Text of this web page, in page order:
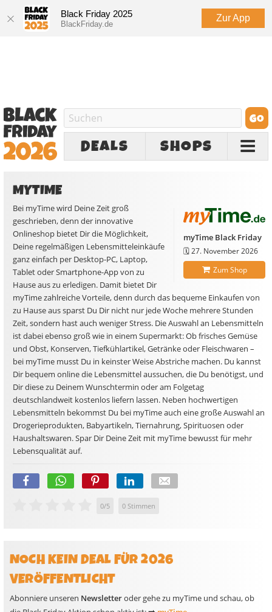
Black Friday 2025
BlackFriday.de
Zur App
DEALS SHOPS
MYTIME
myTime Black Friday
🗓️27. November 2026
Zum Shop
Bei myTime wird Deine Zeit groß
geschrieben, denn der innovative
Onlineshop bietet Dir die Möglichkeit,
Deine regelmäßigen Lebensmitteleinkäufe
ganz einfach per Desktop-PC, Laptop,
Tablet oder Smartphone-App von zu
Hause aus zu erledigen. Damit bietet Dir
myTime zahlreiche Vorteile, denn durch das bequeme Einkaufen von
zu Hause aus sparst Du Dir nicht nur jede Woche mehrere Stunden
Zeit, sondern hast auch weniger Stress. Die Auswahl an Lebensmitteln
ist dabei ebenso groß wie in einem Supermarkt: Ob frisches Gemüse
und Obst, Konserven, Tiefkühlartikel, Getränke oder Fleischwaren –
bei myTime musst Du in keinster Weise Abstriche machen. Du kannst
Dir bequem online die Lebensmittel aussuchen, die Du benötigst, und
Dir diese zu Deinem Wunschtermin oder am Folgetag
deutschlandweit kostenlos liefern lassen. Neben hochwertigen
Lebensmitteln bekommst Du bei myTime auch eine große Auswahl an
Drogerieprodukten, Babyartikeln, Tiernahrung, Spirituosen oder
Haushaltswaren. Spar Dir Deine Zeit mit myTime bewusst für mehr
Lebensqualität auf.
0/5 0 Stimmen
NOCH KEIN DEAL FÜR 2026
VERÖFFENTLICHT
Abonniere unseren Newsletteroder gehe zu myTime und schau, ob